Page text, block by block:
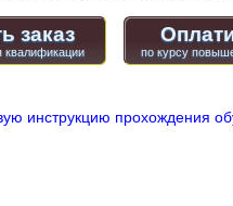
заказ
инструкцию прохождения